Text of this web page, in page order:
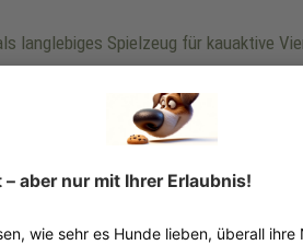
langlebiges Spielzeug für kauaktive